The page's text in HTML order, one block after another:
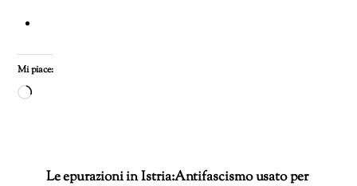
Mi piace:
Caricamento
Le epurazioni in Istria:Antifascismo usato per